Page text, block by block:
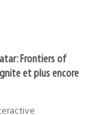
Frontiers of
et plus encore